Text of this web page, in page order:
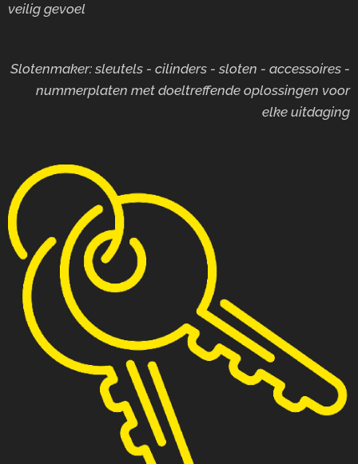
veilig gevoel
Slotenmaker: sleutels - cilinders - sloten - accessoires -
nummerplaten met doeltreffende oplossingen voor
elke uitdaging